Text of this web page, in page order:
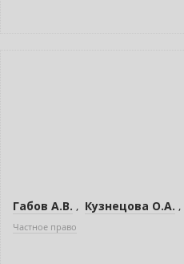
Габов А.В. , Кузнецова О.А. ,
Частное право